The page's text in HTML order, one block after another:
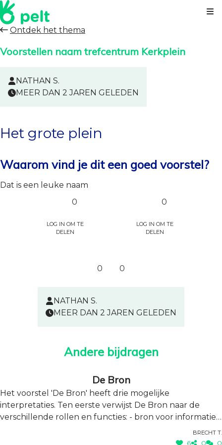
Ontdek het thema
Voorstellen naam trefcentrum Kerkplein
NATHAN S.
MEER DAN 2 JAREN GELEDEN
Het grote plein
Waarom vind je dit een goed voorstel?
Dat is een leuke naam
0
Log in om te
delen
0
Log in om te
delen
0 0
NATHAN S.
MEER DAN 2 JAREN GELEDEN
Andere bijdragen
De Bron
Het voorstel 'De Bron' heeft drie mogelijke
interpretaties. Ten eerste verwijst De Bron naar de
verschillende rollen en functies: - bron voor informatie,
kennis, ontspanning (bibliotheek, studie, cultuur, Huis
van het Kind...) - bron voor ontmoeting, sociaal contact,
Brecht T.
6 0 0